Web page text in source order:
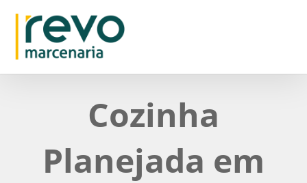
Cozinha
Planejada em